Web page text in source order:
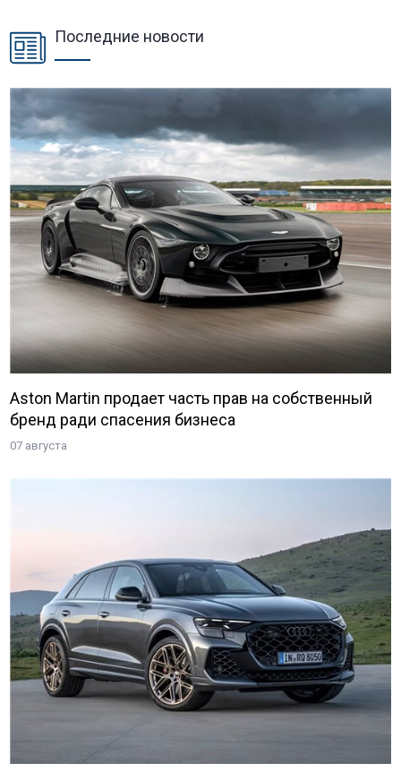
Последние новости
Aston Martin продает часть прав на собственный
бренд ради спасения бизнеса
07 августа